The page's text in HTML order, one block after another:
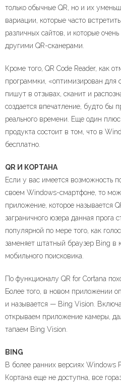
только обычные QR, но и их
вариации, которые часто
различных сайтов, и которые
другими QR-сканерами.
Кроме того, QR Code Reader, как
программки, «оптимизирован для
пишут в отзывах, сканит и
создается впечатление, будто бы
реального времени. Еще один
продукта состоит в том, что в
бесплатно.
QR И КОРТАНА
Если у вас имеется возможность
своем Windows-смартфоне, то
приложение, которое называется
заграничного юзера данная прога
популярной по мере того, как
заменяет штатный браузер Bing в
мобильного поисковика.
По функционалу QR for Cortana
Более того, в новом приложении
и называется — Bing Vision.
открываем приложение камеры,
тапаем Bing Vision.
BING
В более ранних версиях Windows
Кортана еще не доступна, все